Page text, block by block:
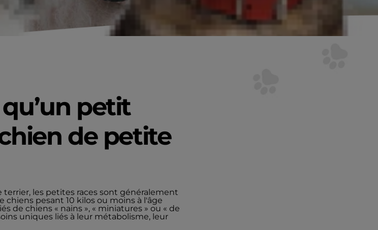
petit
de petite
terrier, les petites races sont généralement
chiens pesant 10 kilos ou moins à l'âge
de chiens « nains », « miniatures » ou « de
uniques liés à leur métabolisme, leur